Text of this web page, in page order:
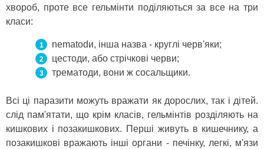
хвороб, проте все гельмінти поділяються за все на три
класи:
nematodи, інша назва - круглі черв'яки;
цестоди, або стрічкові черви;
трематоди, вони ж сосальщики.
Всі ці паразити можуть вражати як дорослих, так і дітей.
слід пам'ятати, що крім класів, гельмінтів розділяють на
кишкових і позакишкових. Перші живуть в кишечнику, а
позакишкові вражають інші органи - печінку, легкі, м'язи